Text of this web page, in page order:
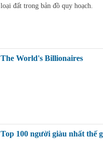
loại đất trong bản đồ quy hoạch.
The World's Billionaires
Top 100 người giàu nhất thế